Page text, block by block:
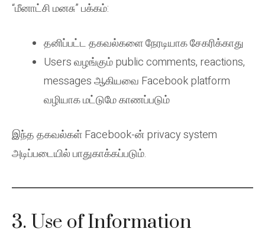
“மீனாட்சி மனசு” பக்கம்:
தனிப்பட்ட தகவல்களை நேரடியாக சேகரிக்காது
Users வழங்கும் public comments, reactions,
messages ஆகியவை Facebook platform
வழியாக மட்டுமே காணப்படும்
இந்த தகவல்கள் Facebook-ன் privacy system
அடிப்படையில் பாதுகாக்கப்படும்.
3. Use of Information